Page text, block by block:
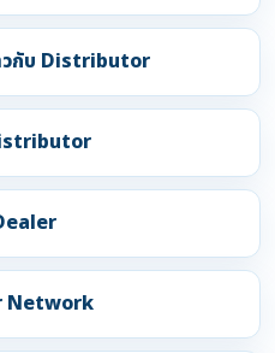
วกับ Distributor
Network